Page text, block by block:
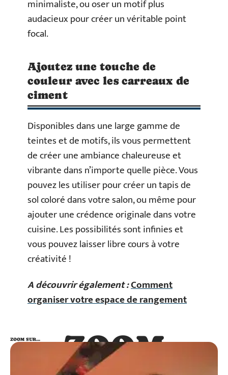
minimaliste, ou oser un motif plus
audacieux pour créer un véritable point
focal.
Ajoutez une touche de
couleur avec les carreaux de
ciment
Disponibles dans une large gamme de
teintes et de motifs, ils vous permettent
de créer une ambiance chaleureuse et
vibrante dans n’importe quelle pièce. Vous
pouvez les utiliser pour créer un tapis de
sol coloré dans votre salon, ou même pour
ajouter une crédence originale dans votre
cuisine. Les possibilités sont infinies et
vous pouvez laisser libre cours à votre
créativité !
A découvrir également :Comment
organiser votre espace de rangement
ZOOM
SUR…
ZOOM SUR…